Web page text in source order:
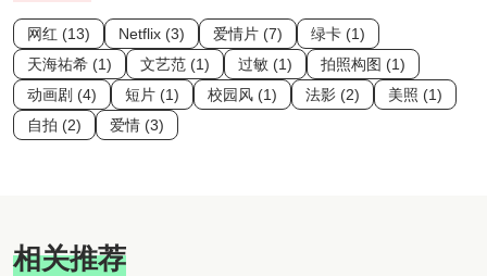
网红 (13) Netflix (3) 爱情片 (7)
绿卡 (1)
天海祐希 (1)
文艺范 (1) 过敏 (1)
拍照构图 (1)
动画剧 (4)
短片 (1) 校园风 (1) 法影 (2)
美照 (1)
自拍 (2)
爱情 (3)
相关推荐